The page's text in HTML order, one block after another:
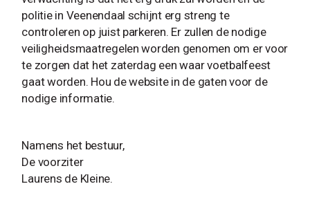
politie in Veenendaal schijnt erg streng te
controleren op juist parkeren. Er zullen de nodige
veiligheidsmaatregelen worden genomen om er voor
te zorgen dat het zaterdag een waar voetbalfeest
gaat worden. Hou de website in de gaten voor de
nodige informatie.
Namens het bestuur,
De voorziter
Laurens de Kleine.